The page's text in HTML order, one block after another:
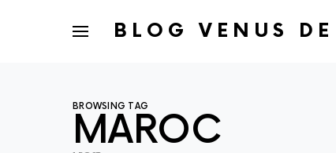
BLOG VENUS
BROWSING TAG
MAROC